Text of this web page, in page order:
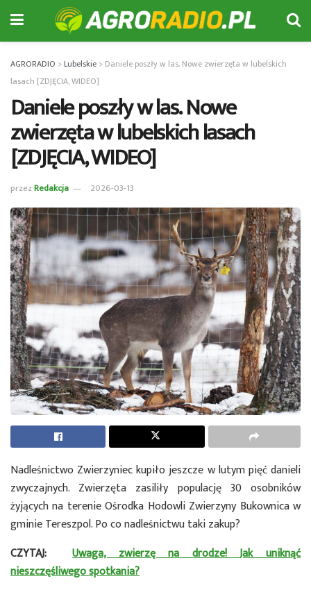
AGRORADIO >Lubelskie > Daniele poszły w las. Nowe zwierzęta w lubelskich
lasach [ZDJĘCIA, WIDEO]
Daniele poszły w las. Nowe
zwierzęta w lubelskich lasach
[ZDJĘCIA, WIDEO]
przezRedakcja 2026-03-13
Nadleśnictwo Zwierzyniec kupiło jeszcze w lutym pięć danieli
zwyczajnych. Zwierzęta zasiliły populację 30 osobników
żyjących na terenie Ośrodka Hodowli Zwierzyny Bukownica w
gminie Tereszpol. Po co nadleśnictwu taki zakup?
CZYTAJ:Uwaga, zwierzę na drodze! Jak uniknąć
nieszczęśliwego spotkania?